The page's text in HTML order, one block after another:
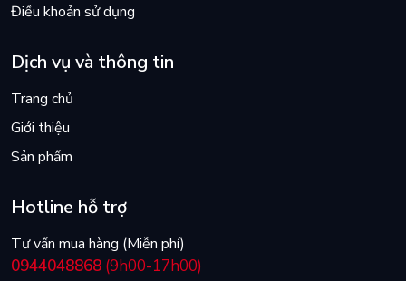
Điều khoản sử dụng
Dịch vụ và thông tin
Trang chủ
Giới thiệu
Sản phẩm
Hotline hỗ trợ
Tư vấn mua hàng (Miễn phí)
0944048868 (9h00-17h00)